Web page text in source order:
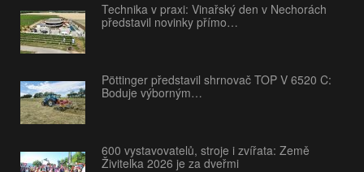
Technika v praxi: Vinařský den v Nechorách
představil novinky přímo…
Pöttinger představil shrnovač TOP V 6520 C:
Boduje výborným…
600 vystavovatelů, stroje i zvířata: Země
Živitelka 2026 je za dveřmi